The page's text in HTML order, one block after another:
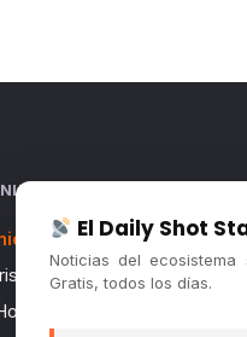
(Skool) ↗
Tala ↗
de Aprender ↗
El Daily Shot
Noticias del ecosistema
Gratis, todos los días.